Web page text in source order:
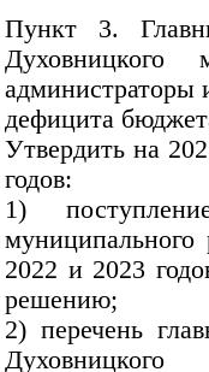
Пункт 3.
Духовницкого
администраторы
дефицита
Утвердить на
годов:
1)
2022 и 2023
решению;
2) перечень